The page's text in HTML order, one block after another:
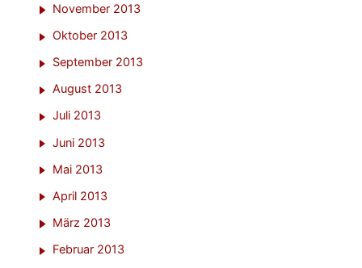
November 2013
Oktober 2013
September 2013
August 2013
Juli 2013
Juni 2013
Mai 2013
April 2013
März 2013
Februar 2013